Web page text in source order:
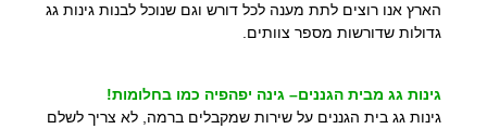
הארץ אנו רוצים לתת מענה לכל דורש וגם שנוכל לבנות גינות גג
גדולות שדורשות מספר צוותים.
גינות גג מבית הגננים– גינה יפהפיה כמו בחלומות!
גינות גג בית הגננים על שירות שמקבלים ברמה, לא צריך לשלם